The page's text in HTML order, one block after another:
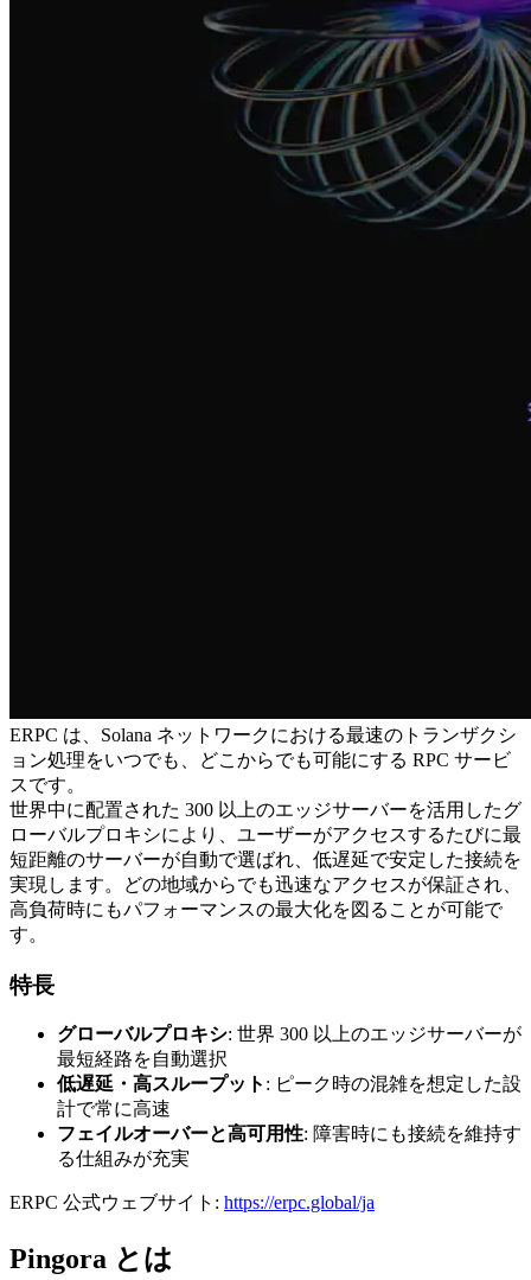
ERPC は、Solana ネットワークにおける最速のトランザクシ
ョン処理をいつでも、どこからでも可能にする RPC サービ
スです。
世界中に配置された 300 以上のエッジサーバーを活用したグ
ローバルプロキシにより、ユーザーがアクセスするたびに最
短距離のサーバーが自動で選ばれ、低遅延で安定した接続を
実現します。どの地域からでも迅速なアクセスが保証され、
高負荷時にもパフォーマンスの最大化を図ることが可能で
す。
特長
グローバルプロキシ: 世界 300 以上のエッジサーバーが
最短経路を自動選択
低遅延・高スループット : ピーク時の混雑を想定した設
計で常に高速
フェイルオーバーと高可用性: 障害時にも接続を維持す
る仕組みが充実
ERPC 公式ウェブサイト: https://erpc.global/ja
Pingora とは